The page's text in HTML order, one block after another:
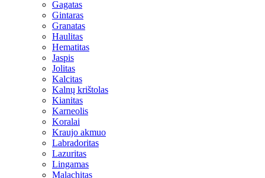
Gagatas
Gintaras
Granatas
Haulitas
Hematitas
Jaspis
Jolitas
Kalcitas
Kalnų krištolas
Kianitas
Karneolis
Koralai
Kraujo akmuo
Labradoritas
Lazuritas
Lingamas
Malachitas